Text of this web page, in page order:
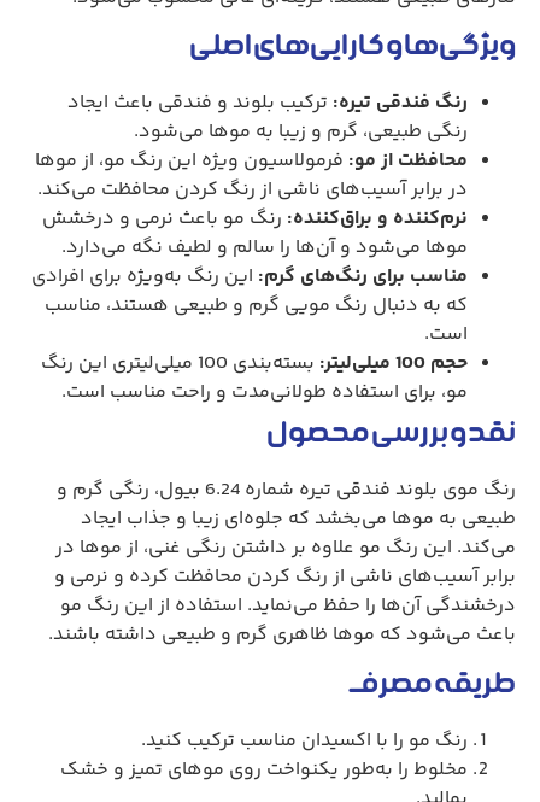
ویژگی‌ها و کارایی‌های اصلی
رنگ فندقی تیره: ترکیب بلوند و فندقی باعث ایجاد
رنگی طبیعی، گرم و زیبا به موها می‌شود.
محافظت از مو: فرمولاسیون ویژه این رنگ مو، از موها
در برابر آسیب‌های ناشی از رنگ کردن محافظت می‌کند.
نرم‌کننده و براق‌کننده: رنگ مو باعث نرمی و درخشش
موها می‌شود و آن‌ها را سالم و لطیف نگه می‌دارد.
مناسب برای رنگ‌های گرم: این رنگ به‌ویژه برای افرادی
که به دنبال رنگ مویی گرم و طبیعی هستند، مناسب
است.
حجم 100 میلی‌لیتر:
بسته‌بندی 100 میلی‌لیتری این رنگ
مو، برای استفاده طولانی‌مدت و راحت مناسب است.
نقد و بررسی محصول
رنگ موی بلوند فندقی تیره شماره 6.24 بیول، رنگی گرم و
طبیعی به موها می‌بخشد که جلوه‌ای زیبا و جذاب ایجاد
می‌کند. این رنگ مو علاوه بر داشتن رنگی غنی، از موها در
برابر آسیب‌های ناشی از رنگ کردن محافظت کرده و نرمی و
درخشندگی آن‌ها را حفظ می‌نماید. استفاده از این رنگ مو
باعث می‌شود که موها ظاهری گرم و طبیعی داشته باشند.
طریقه مصرف
رنگ مو را با اکسیدان مناسب ترکیب کنید.
مخلوط را به‌طور یکنواخت روی موهای تمیز و خشک